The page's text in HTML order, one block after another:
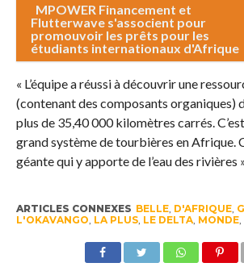
MPOWER Financement et
Flutterwave s'associent pour
promouvoir les prêts pour les
étudiants internationaux d'Afrique
« L’équipe a réussi à découvrir une
(contenant des composants organiques)
plus de 35,40 000 kilomètres carrés.
grand système de tourbières en Afrique.
géante qui y apporte de l’eau des rivières
ARTICLES CONNEXES BELLE, D'AFRIQUE,
L'OKAVANGO LA PLUS, LE DELTA, MONDE,